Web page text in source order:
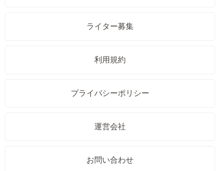
ライター募集
利用規約
プライバシーポリシー
運営会社
お問い合わせ